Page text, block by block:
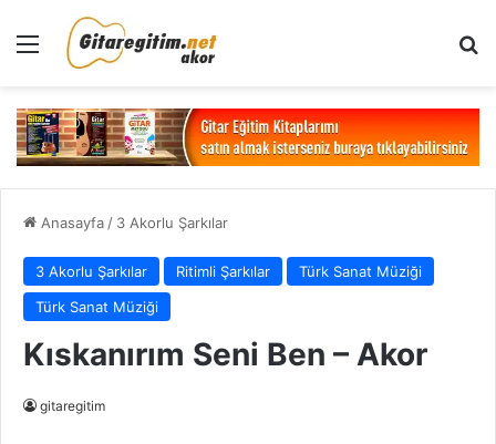
Menü
Anasayfa / 3 Akorlu Şarkılar
3 Akorlu Şarkılar Ritimli Şarkılar
Türk Sanat Müziği
Türk Sanat Müziği
Kıskanırım Seni Ben – Akor
gitaregitim